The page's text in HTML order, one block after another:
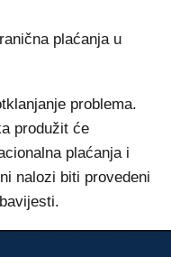
plaćanja u
problema.
produžit će
plaćanja i
nalozi biti provedeni